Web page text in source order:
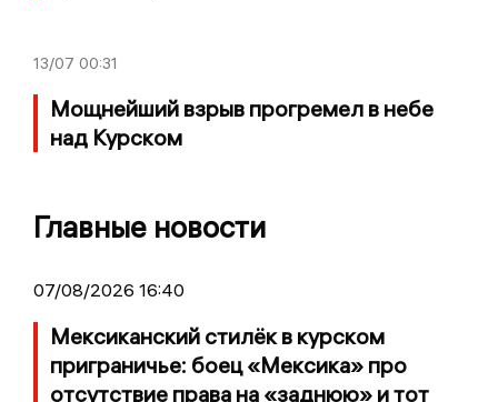
13/07 00:31
Мощнейший взрыв прогремел в небе
над Курском
Главные новости
07/08/2026 16:40
Мексиканский стилёк в курском
приграничье: боец «Мексика» про
отсутствие права на «заднюю» и тот